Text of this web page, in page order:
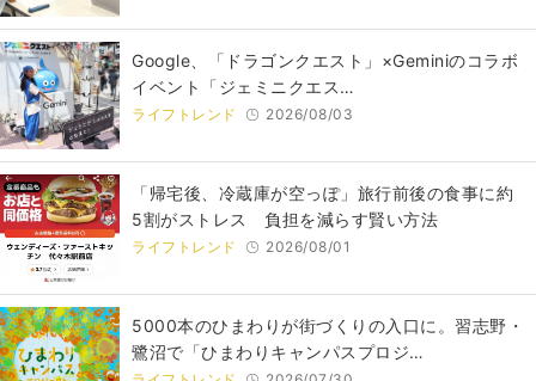
Google、「ドラゴンクエスト」×Geminiのコラボ
イベント「ジェミニクエス…
ライフトレンド 2026/08/03
「帰宅後、冷蔵庫が空っぽ」旅行前後の食事に約
5割がストレス 負担を減らす賢い方法
ライフトレンド 2026/08/01
5000本のひまわりが街づくりの入口に。習志野・
鷺沼で「ひまわりキャンパスプロジ…